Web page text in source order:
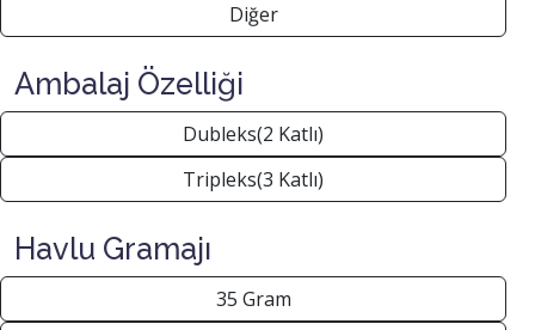
Diğer
Ambalaj Özelliği
Dubleks(2 Katlı)
Tripleks(3 Katlı)
Havlu Gramajı
35 Gram